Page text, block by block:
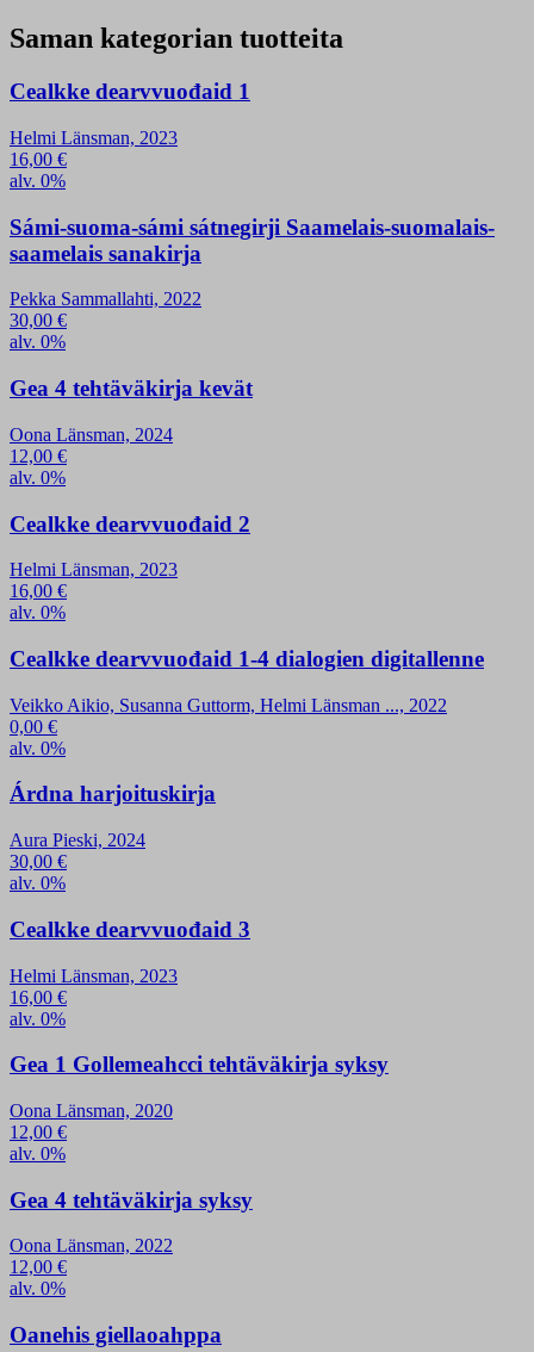
Saman kategorian tuotteita
Cealkke dearvvuođaid 1
Helmi Länsman, 2023
16,00 €
alv. 0%
Sámi-suoma-sámi sátnegirji Saamelais-suomalais-
saamelais sanakirja
Pekka Sammallahti, 2022
30,00 €
alv. 0%
Gea 4 tehtäväkirja kevät
Oona Länsman, 2024
12,00 €
alv. 0%
Cealkke dearvvuođaid 2
Helmi Länsman, 2023
16,00 €
alv. 0%
Cealkke dearvvuođaid 1-4 dialogien digitallenne
Veikko Aikio, Susanna Guttorm, Helmi Länsman ..., 2022
0,00 €
alv. 0%
Árdna harjoituskirja
Aura Pieski, 2024
30,00 €
alv. 0%
Cealkke dearvvuođaid 3
Helmi Länsman, 2023
16,00 €
alv. 0%
Gea 1 Gollemeahcci tehtäväkirja syksy
Oona Länsman, 2020
12,00 €
alv. 0%
Gea 4 tehtäväkirja syksy
Oona Länsman, 2022
12,00 €
alv. 0%
Oanehis giellaoahppa